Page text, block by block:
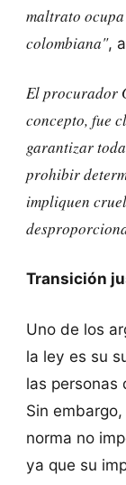
maltrato
colombiana",
El procurador
concepto, fue
garantizar
prohibir
impliquen
Transición
Uno de los
la ley es su
las personas
Sin
norma no
ya que su